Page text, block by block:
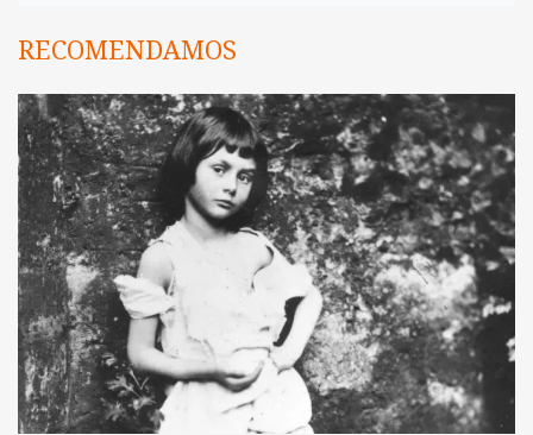
RECOMENDAMOS